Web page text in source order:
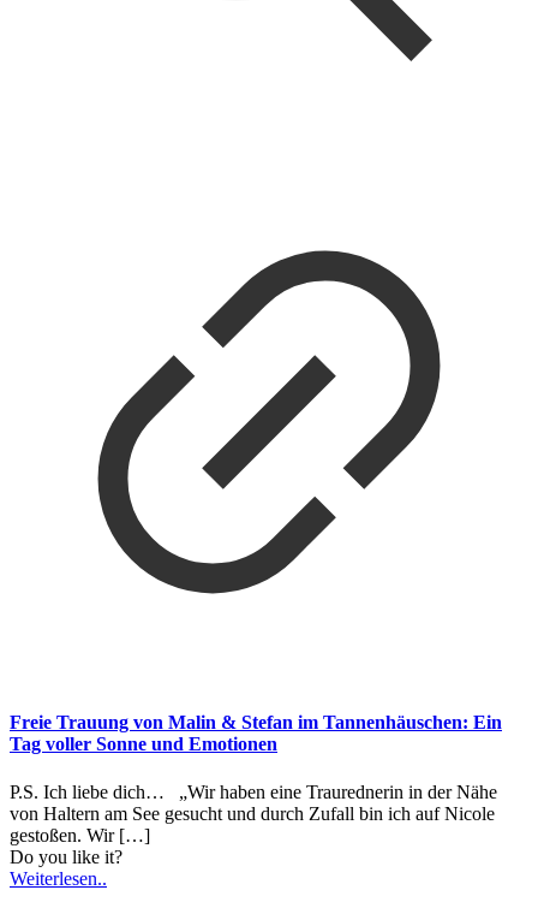
Freie Trauung von Malin & Stefan im Tannenhäuschen: Ein
Tag voller Sonne und Emotionen
P.S. Ich liebe dich… „Wir haben eine Traurednerin in der Nähe
von Haltern am See gesucht und durch Zufall bin ich auf Nicole
gestoßen. Wir[…]
Do you like it?
Weiterlesen..